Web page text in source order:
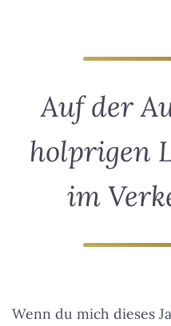
Auf der
holprigen
im
Wenn du mich dieses